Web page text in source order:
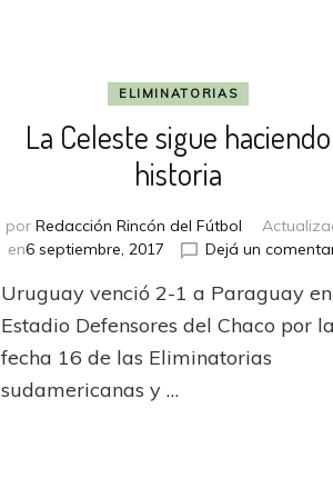
ELIMINATORIAS
La Celeste sigue haciendo
historia
porRedacción Rincón del Fútbol
en6 septiembre, 2017 Dejá un
Uruguay venció 2-1 a Paraguay
Estadio Defensores del Chaco por la
fecha 16 de las Eliminatorias
sudamericanas y …